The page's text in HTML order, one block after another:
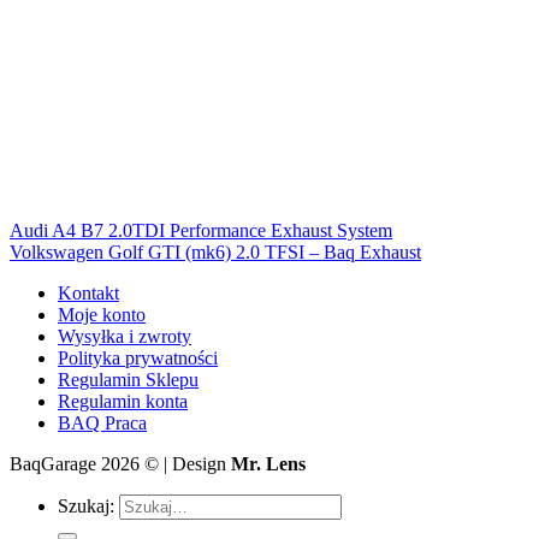
Audi A4 B7 2.0TDI Performance Exhaust System
Volkswagen Golf GTI (mk6) 2.0 TFSI – Baq Exhaust
Kontakt
Moje konto
Wysyłka i zwroty
Polityka prywatności
Regulamin Sklepu
Regulamin konta
BAQ Praca
BaqGarage 2026 © | Design Mr. Lens
Szukaj: